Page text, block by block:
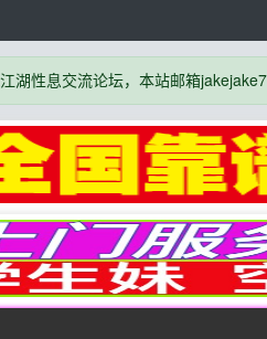
湖性息交流论坛，本站邮箱